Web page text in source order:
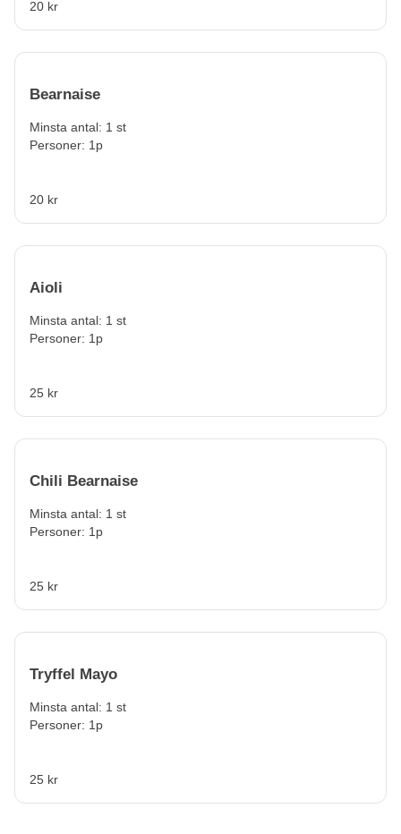
20 kr
Bearnaise
Minsta antal: 1 st
Personer: 1p
20 kr
Aioli
Minsta antal: 1 st
Personer: 1p
25 kr
Chili Bearnaise
Minsta antal: 1 st
Personer: 1p
25 kr
Tryffel Mayo
Minsta antal: 1 st
Personer: 1p
25 kr